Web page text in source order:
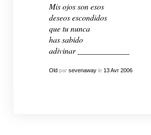
Mis ojos son esos
deseos escondidos
que tu nunca
has sabido
adivinar _____________
Old par sevenawayle 13 Avr 2006